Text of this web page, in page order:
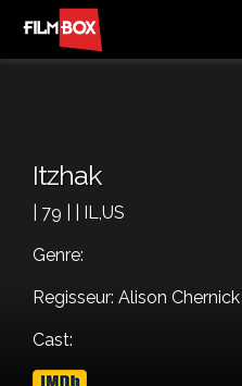
Itzhak
| 79 | | IL,US
Genre:
Regisseur: Alison Chernick
Cast: